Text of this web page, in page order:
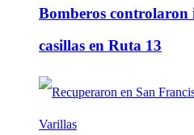
Bomberos controlaron
casillas en Ruta 13